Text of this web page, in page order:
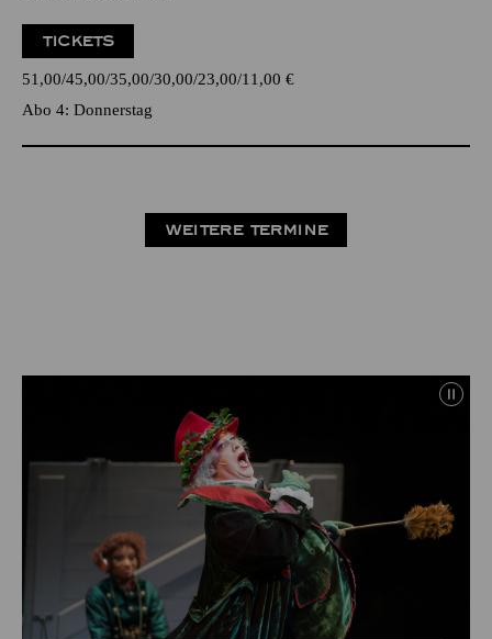
TICKETS
51,00 45,00 35,00 30,00 23,00 11,00 €
Abo 4: Donnerstag
WEITERE TERMINE